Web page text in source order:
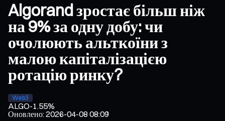
Algorand зростає більш ніж
на 9% за одну добу: чи
очолюють альткоїни з
малою капіталізацією
ротацію ринку?
Web3
ALGO-1.55%
Оновлено:2026-04-08 08:09